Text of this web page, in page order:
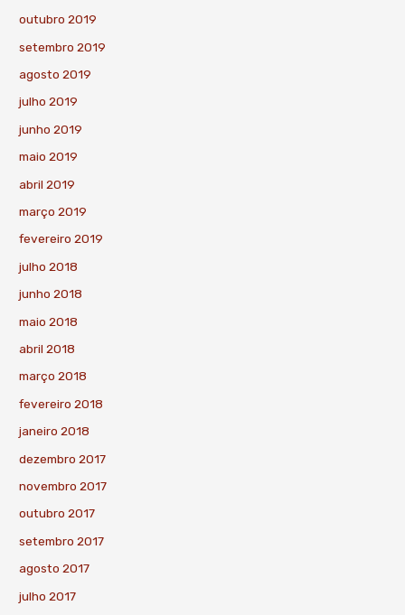
outubro 2019
setembro 2019
agosto 2019
julho 2019
junho 2019
maio 2019
abril 2019
março 2019
fevereiro 2019
julho 2018
junho 2018
maio 2018
abril 2018
março 2018
fevereiro 2018
janeiro 2018
dezembro 2017
novembro 2017
outubro 2017
setembro 2017
agosto 2017
julho 2017